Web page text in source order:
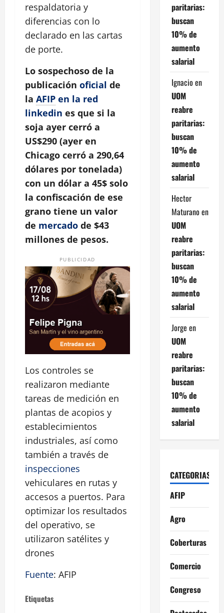
respaldatoria y
diferencias con lo
declarado en las cartas
de porte.
Lo sospechoso de la
publicación oficial de
la AFIP en la red
linkedin es que si la
soja ayer cerró a
US$290 (ayer en
Chicago cerró a 290,64
dólares por tonelada)
con un dólar a 45$ solo
la confiscación de ese
grano tiene un valor
de mercado de $43
millones de pesos.
PUBLICIDAD
Los controles se
realizaron mediante
tareas de medición en
plantas de acopios y
establecimientos
industriales, así como
también a través de
inspecciones
vehiculares en rutas y
accesos a puertos. Para
optimizar los resultados
del operativo, se
utilizaron satélites y
drones
Fuente: AFIP
Etiquetas
paritarias:
buscan
10% de
aumento
salarial
Ignacio en
UOM
reabre
paritarias:
buscan
10% de
aumento
salarial
Hector
Maturano en
UOM
reabre
paritarias:
buscan
10% de
aumento
salarial
Jorge en
UOM
reabre
paritarias:
buscan
10% de
aumento
salarial
CATEGORIAS
AFIP
Agro
Coberturas
Comercio
Congreso